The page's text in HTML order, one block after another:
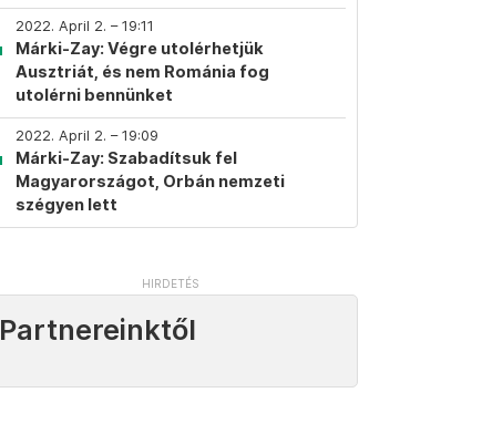
2022. April 2. – 19:11
Márki-Zay: Végre utolérhetjük
Ausztriát, és nem Románia fog
utolérni bennünket
2022. April 2. – 19:09
Márki-Zay: Szabadítsuk fel
Magyarországot, Orbán nemzeti
szégyen lett
Partnereinktől